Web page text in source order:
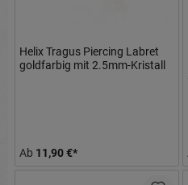
Helix Tragus Piercing Labret
goldfarbig mit 2.5mm-Kristall
Ab 11,90 €*